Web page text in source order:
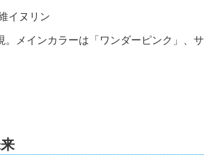
イヌリン
メインカラーは「ワンダーピンク」、サ